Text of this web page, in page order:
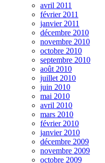
avril 2011
février 2011
janvier 2011
décembre 2010
novembre 2010
octobre 2010
septembre 2010
août 2010
juillet 2010
juin 2010
mai 2010
avril 2010
mars 2010
février 2010
janvier 2010
décembre 2009
novembre 2009
octobre 2009